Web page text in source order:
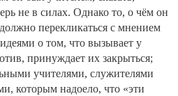
не в силах. Однако то, о чём он
перекликаться с мнением
о том, что вызывает у
принуждает их закрыться;
учителями, служителями
которым надоело, что «эти